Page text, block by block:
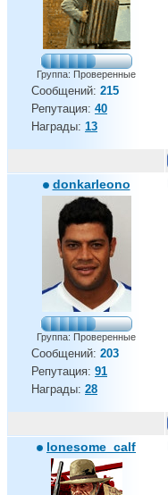
Группа: Проверенные
Сообщений: 215
Репутация: 40
Награды: 13
donkarleono
Группа: Проверенные
Сообщений: 203
Репутация: 91
Награды: 28
lonesome_calf